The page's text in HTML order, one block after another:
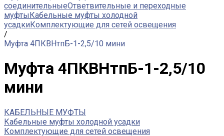
соединительныеОтветвительные и переходные
муфтыКабельные муфты холодной
усадкиКомплектующие для сетей освещения
/
Муфта 4ПКВНтпБ-1-2,5/10 мини
Муфта 4ПКВНтпБ-1-2,5/10
мини
КАБЕЛЬНЫЕ МУФТЫ
Кабельные муфты холодной усадки
Комплектующие для сетей освещения